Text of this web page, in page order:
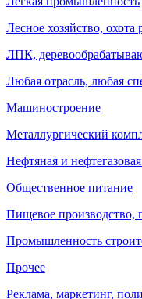
Лесное хозяйство,
ЛПК,
Любая отрасль, любая
Машиностроение
Металлургический
Нефтяная и
Общественное питание
Пищевое производство,
Промышленность
Прочее
Реклама, маркетинг,